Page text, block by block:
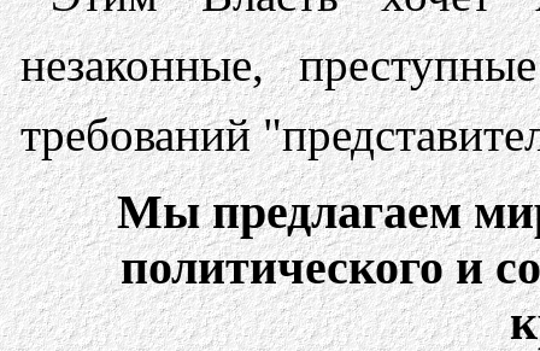
незаконные,
требований
Мы предлагаем
политического и